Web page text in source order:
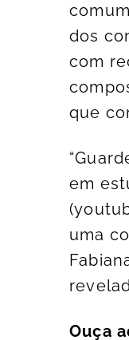
dos
com
que
em
uma
Ouça